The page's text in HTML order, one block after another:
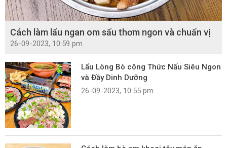
Cách làm lẩu ngan om sấu thơm ngon và chuẩn vị
26-09-2023, 10:59 pm
Lẩu Lòng Bò công Thức Nấu Siêu Ngon
và Đầy Dinh Dưỡng
26-09-2023, 10:55 pm